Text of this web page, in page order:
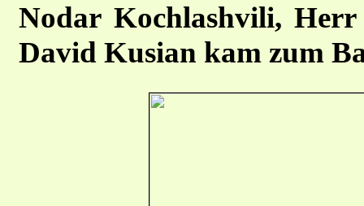
Nodar Kochlashvili,
David Kusian kam zum